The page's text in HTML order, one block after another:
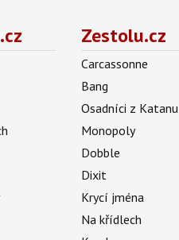
Zestolu.cz
Carcassonne
Bang
Osadníci z Katanu
Monopoly
Dobble
Dixit
Krycí jména
Na křídlech